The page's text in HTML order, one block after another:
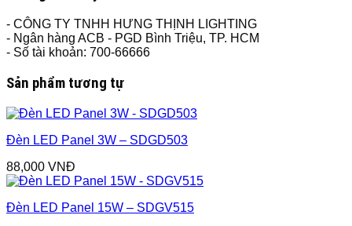
- CÔNG TY TNHH HƯNG THỊNH LIGHTING
- Ngân hàng ACB - PGD Bình Triệu, TP. HCM
- Số tài khoản: 700-66666
Sản phẩm tương tự
Đèn LED Panel 3W – SDGD503
88,000 VNĐ
Đèn LED Panel 15W – SDGV515